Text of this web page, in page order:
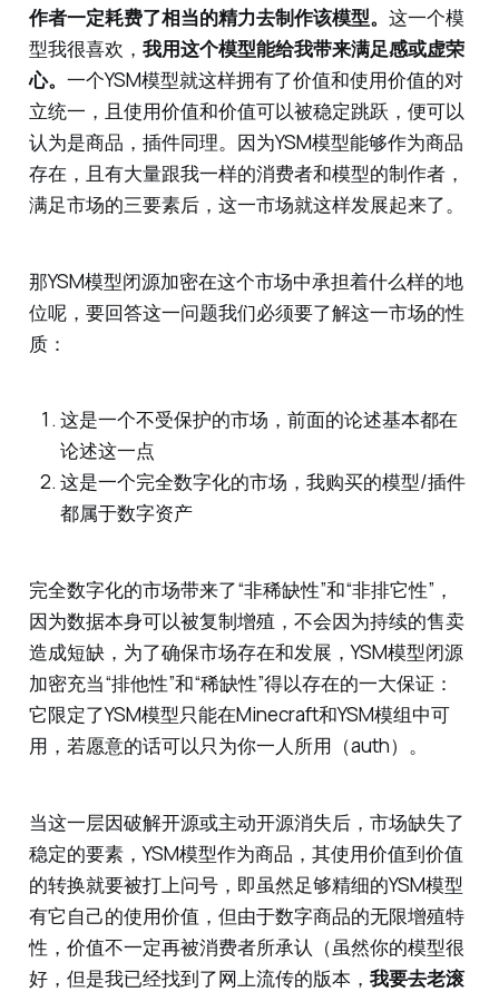
作者一定耗费了相当的精力去制作该模型。 这一个模
型我很喜欢， 我用这个模型能给我带来满足感或虚荣
心。 一个YSM模型就这样拥有了价值和使用价值的对
立统一，且使用价值和价值可以被稳定跳跃，便可以
认为是商品，插件同理。因为YSM模型能够作为商品
存在，且有大量跟我一样的消费者和模型的制作者，
满足市场的三要素后，这一市场就这样发展起来了。
那YSM模型闭源加密在这个市场中承担着什么样的地
位呢，要回答这一问题我们必须要了解这一市场的性
质：
这是一个不受保护的市场，前面的论述基本都在
论述这一点
这是一个完全数字化的市场，我购买的模型/插件
都属于数字资产
完全数字化的市场带来了“非稀缺性”和“非排它性”，
因为数据本身可以被复制增殖，不会因为持续的售卖
造成短缺，为了确保市场存在和发展，YSM模型闭源
加密充当“排他性”和“稀缺性”得以存在的一大保证：
它限定了YSM模型只能在Minecraft和YSM模组中可
用，若愿意的话可以只为你一人所用（auth）。
当这一层因破解开源或主动开源消失后，市场缺失了
稳定的要素，YSM模型作为商品，其使用价值到价值
的转换就要被打上问号，即虽然足够精细的YSM模型
有它自己的使用价值，但由于数字商品的无限增殖特
性，价值不一定再被消费者所承认（虽然你的模型很
好，但是我已经找到了网上流传的版本， 我要去老滚